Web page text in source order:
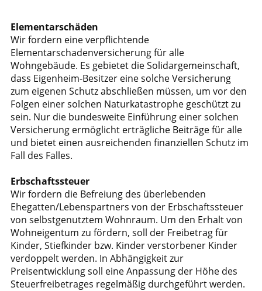
Elementarschäden
Wir fordern eine verpflichtende
Elementarschadenversicherung für alle
Wohngebäude. Es gebietet die Solidargemeinschaft,
dass Eigenheim-Besitzer eine solche Versicherung
zum eigenen Schutz abschließen müssen, um vor den
Folgen einer solchen Naturkatastrophe geschützt zu
sein. Nur die bundesweite Einführung einer solchen
Versicherung ermöglicht erträgliche Beiträge für alle
und bietet einen ausreichenden finanziellen Schutz im
Fall des Falles.
Erbschaftssteuer
Wir fordern die Befreiung des überlebenden
Ehegatten/Lebenspartners von der Erbschaftssteuer
von selbstgenutztem Wohnraum. Um den Erhalt von
Wohneigentum zu fördern, soll der Freibetrag für
Kinder, Stiefkinder bzw. Kinder verstorbener Kinder
verdoppelt werden. In Abhängigkeit zur
Preisentwicklung soll eine Anpassung der Höhe des
Steuerfreibetrages regelmäßig durchgeführt werden.